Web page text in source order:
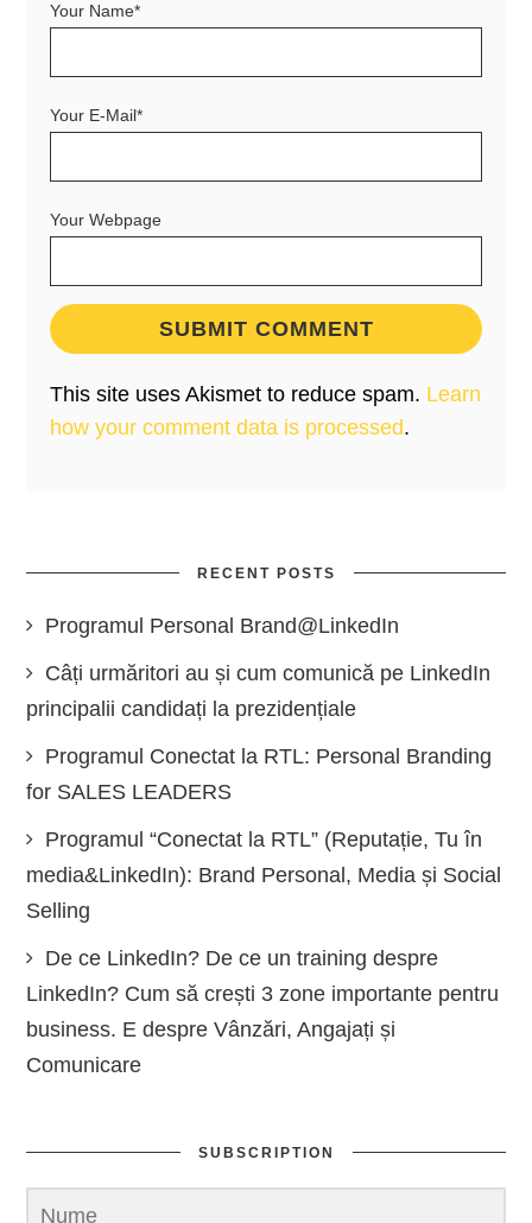
Your Name*
Your E-Mail*
Your Webpage
This site uses Akismet to reduce spam. Learn
how your comment data is processed.
RECENT POSTS
Programul Personal Brand@LinkedIn
Câți urmăritori au și cum comunică pe LinkedIn
principalii candidați la prezidențiale
Programul Conectat la RTL: Personal Branding
for SALES LEADERS
Programul “Conectat la RTL” (Reputație, Tu în
media&LinkedIn): Brand Personal, Media și Social
Selling
De ce LinkedIn? De ce un training despre
LinkedIn? Cum să crești 3 zone importante pentru
business. E despre Vânzări, Angajați și
Comunicare
SUBSCRIPTION